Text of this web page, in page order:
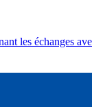
les échanges